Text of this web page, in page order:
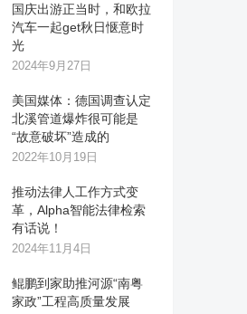
国庆出游正当时，和欧拉
汽车一起get秋日惬意时
光
2024年9月27日
美国媒体：德国调查认定
北溪管道爆炸很可能是
“故意破坏”造成的
2022年10月19日
推动法律人工作方式变
革，Alpha智能法律检索
有话说！
2024年11月4日
鲲鹏到家助推河源“南粤
家政”工程高质量发展